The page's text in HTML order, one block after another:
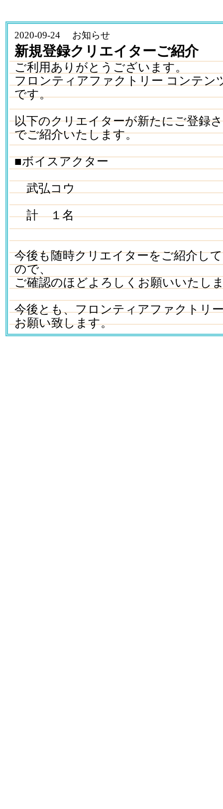
2020-09-24 お知らせ
新規登録クリエイターご紹介
ご利用ありがとうございます。
フロンティアファクトリー コンテン
です。
以下のクリエイターが新たにご登録
でご紹介いたします。
■ボイスアクター
武弘コウ
計 １名
今後も随時クリエイターをご紹介し
ので、
ご確認のほどよろしくお願いいたし
今後とも、フロンティアファクトリ
お願い致します。